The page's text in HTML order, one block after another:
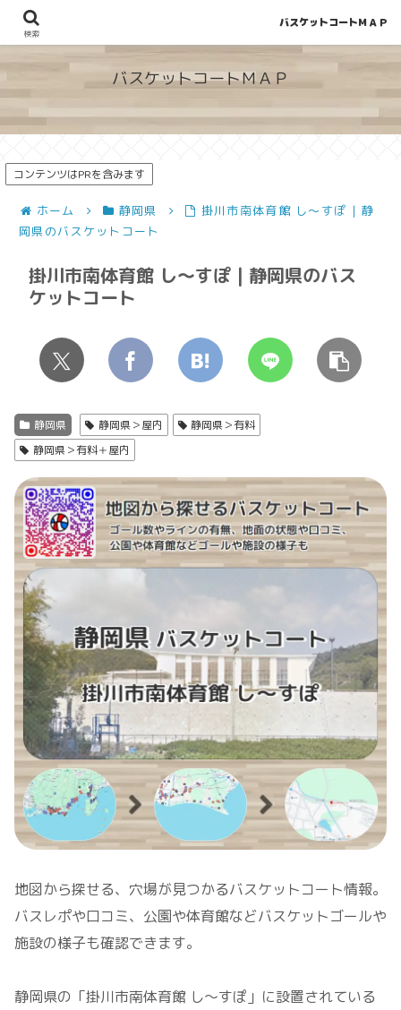
地図から探せる！穴場が見つかるバスケットコート情報
バスケットコートＭＡＰ
コンテンツはPRを含みます
ホーム 静岡県
掛川市南体育館 し～すぽ | 静
岡県のバスケットコート
掛川市南体育館 し～すぽ | 静岡県のバス
ケットコート
静岡県 静岡県＞屋内
静岡県＞有料
静岡県＞有料＋屋内
地図から探せる、穴場が見つかるバスケットコート情報。
バスレポや口コミ、公園や体育館などバスケットゴールや
施設の様子も確認できます。
静岡県の「掛川市南体育館 し～すぽ」に設置されている
検索
バスケットコートＭＡＰ